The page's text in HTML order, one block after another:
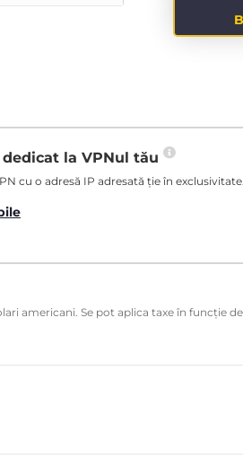
la VPNul tău
cu o adresă IP adresată ție în exclusivitate.
americani. Se pot aplica taxe în funcție